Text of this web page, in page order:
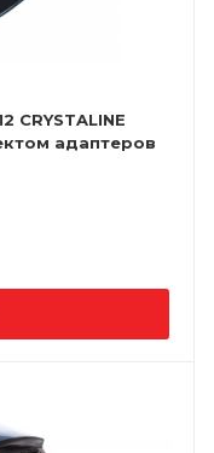
адаптеров